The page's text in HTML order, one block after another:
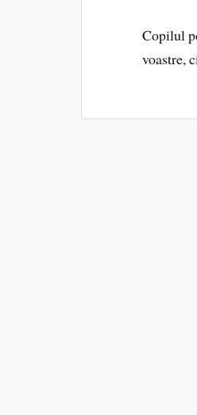
Copilul
voastre,